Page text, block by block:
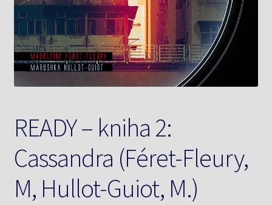
READY – kniha 2:
Cassandra (Féret-Fleury,
M, Hullot-Guiot, M.)